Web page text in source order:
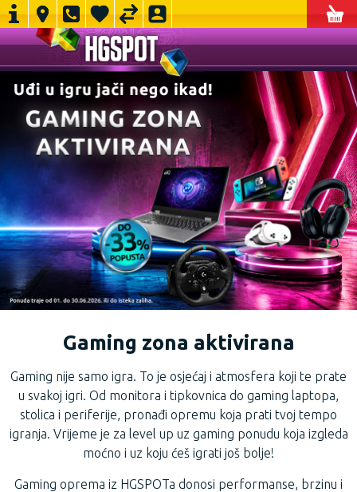
Gaming zona aktivirana
Gaming nije samo igra. To je osjećaj i atmosfera koji te prate
u svakoj igri. Od monitora i tipkovnica do gaming laptopa,
stolica i periferije, pronađi opremu koja prati tvoj tempo
igranja. Vrijeme je za level up uz gaming ponudu koja izgleda
moćno i uz koju ćeš igrati još bolje!
Gaming oprema iz HGSPOTa donosi performanse, brzinu i